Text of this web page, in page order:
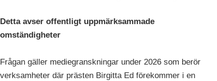
Detta avser offentligt uppmärksammade
omständigheter
Frågan gäller mediegranskningar under 2026 som berör
verksamheter där prästen Birgitta Ed förekommer i en